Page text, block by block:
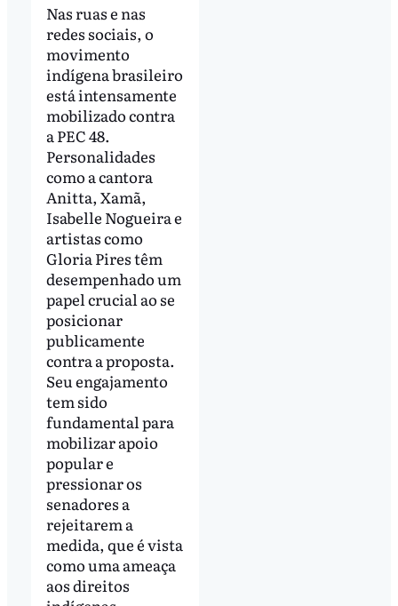
Nas ruas e nas
redes sociais, o
movimento
indígena brasileiro
está intensamente
mobilizado contra
a PEC 48.
Personalidades
como a cantora
Anitta, Xamã,
Isabelle Nogueira e
artistas como
Gloria Pires têm
desempenhado um
papel crucial ao se
posicionar
publicamente
contra a proposta.
Seu engajamento
tem sido
fundamental para
mobilizar apoio
popular e
pressionar os
senadores a
rejeitarem a
medida, que é vista
como uma ameaça
aos direitos